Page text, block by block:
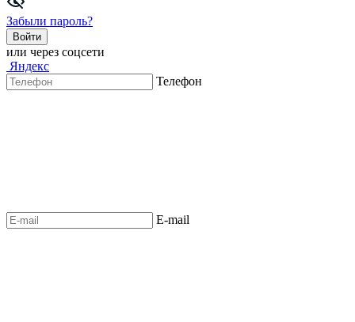
Забыли пароль?
Войти
или через соцсети
Яндекс
Телефон
E-mail